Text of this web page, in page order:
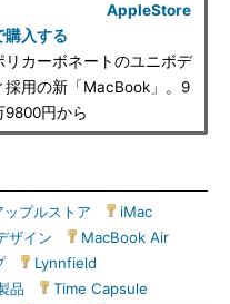
AppleStore
購入する
リカーボネートのユニボデ
採用の新「MacBook」。9
9800円から
ップルストア iMac
ザイン MacBook Air
| Lynnfield
品 Time Capsule